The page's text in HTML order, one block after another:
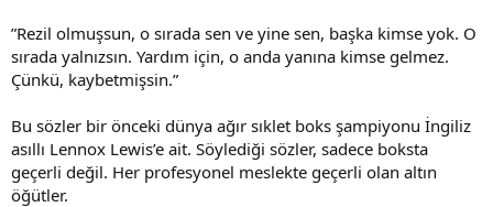
n
h
i
”Rezil olmuşsun, o sırada sen ve yine sen, başka kimse yok. O
sırada yalnızsın. Yardım için, o anda yanına kimse gelmez.
Çünkü, kaybetmişsin.”
Bu sözler bir önceki dünya ağır sıklet boks şampiyonu İngiliz
asıllı Lennox Lewis’e ait. Söylediği sözler, sadece boksta
geçerli değil. Her profesyonel meslekte geçerli olan altın
öğütler.